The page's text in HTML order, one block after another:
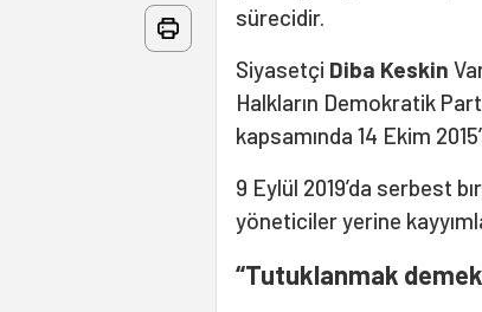
sürecidir.
Siyasetçi Diba Keskin
Halkların Demokratik
kapsamında 14 Ekim
9 Eylül 2019’da serbest
yöneticiler yerine
“Tutuklanmak